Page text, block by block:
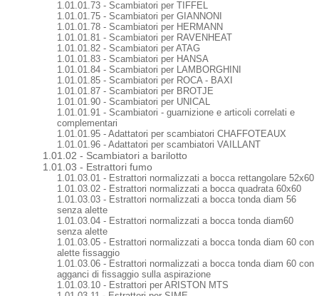
1.01.01.73 - Scambiatori per TIFFEL
1.01.01.75 - Scambiatori per GIANNONI
1.01.01.78 - Scambiatori per HERMANN
1.01.01.81 - Scambiatori per RAVENHEAT
1.01.01.82 - Scambiatori per ATAG
1.01.01.83 - Scambiatori per HANSA
1.01.01.84 - Scambiatori per LAMBORGHINI
1.01.01.85 - Scambiatori per ROCA - BAXI
1.01.01.87 - Scambiatori per BROTJE
1.01.01.90 - Scambiatori per UNICAL
1.01.01.91 - Scambiatori - guarnizione e articoli correlati e
complementari
1.01.01.95 - Adattatori per scambiatori CHAFFOTEAUX
1.01.01.96 - Adattatori per scambiatori VAILLANT
1.01.02 - Scambiatori a barilotto
1.01.03 - Estrattori fumo
1.01.03.01 - Estrattori normalizzati a bocca rettangolare 52x60
1.01.03.02 - Estrattori normalizzati a bocca quadrata 60x60
1.01.03.03 - Estrattori normalizzati a bocca tonda diam 56
senza alette
1.01.03.04 - Estrattori normalizzati a bocca tonda diam60
senza alette
1.01.03.05 - Estrattori normalizzati a bocca tonda diam 60 con
alette fissaggio
1.01.03.06 - Estrattori normalizzati a bocca tonda diam 60 con
agganci di fissaggio sulla aspirazione
1.01.03.10 - Estrattori per ARISTON MTS